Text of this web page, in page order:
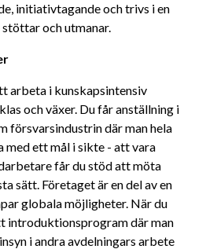
initiativtagande och trivs i en
och utmanar.
arbeta i kunskapsintensiv
och växer. Du får anställning i
försvarsindustrin där man hela
med ett mål i sikte - att vara
får du stöd att möta
sätt. Företaget är en del av en
globala möjligheter. När du
introduktionsprogram där man
i andra avdelningars arbete